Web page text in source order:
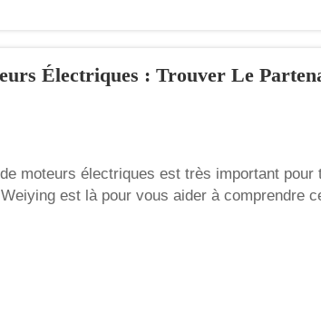
Électriques : Trouver Le
moteurs électriques est très important pour
est là pour vous aider à comprendre
Choisir le bon fournisseur peut faire